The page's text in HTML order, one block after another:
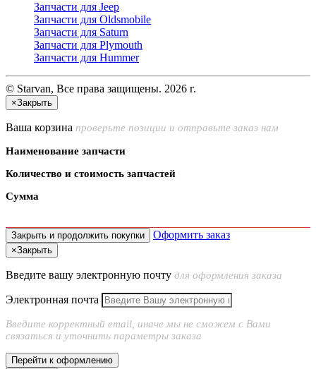
Запчасти для Jeep
Запчасти для Oldsmobile
Запчасти для Saturn
Запчасти для Plymouth
Запчасти для Hummer
© Starvan, Все права защищены. 2026 г.
×Закрыть
Ваша корзина проверьте позиции и отправьте заказ нам
Наименование запчасти
Количество и стоимость запчастей
Сумма
Закрыть и продолжить покупки Оформить заказ
×Закрыть
Введите вашу электронную почту для оформления заказа
Электронная почта
Введите корректный email, иначе мы не сможем с Вами
связаться и уточнить параметры заказа
Перейти к оформлению